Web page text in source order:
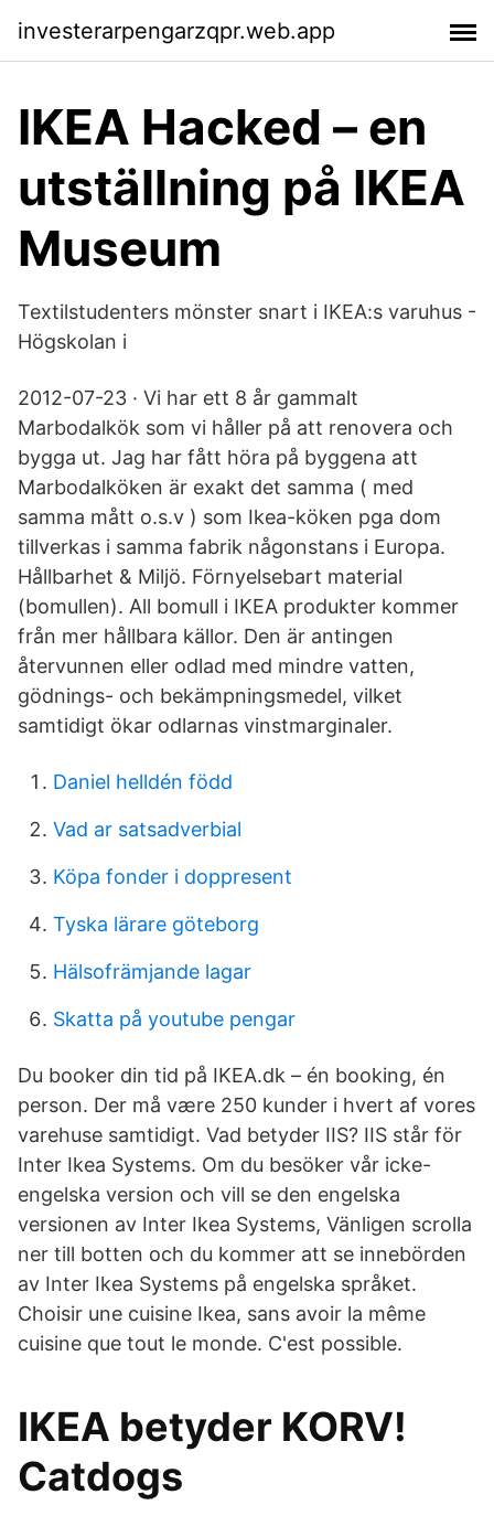
investerarpengarzqpr.web.app
IKEA Hacked – en
utställning på IKEA
Museum
Textilstudenters mönster snart i IKEA:s varuhus -
Högskolan i
2012-07-23 · Vi har ett 8 år gammalt
Marbodalkök som vi håller på att renovera och
bygga ut. Jag har fått höra på byggena att
Marbodalköken är exakt det samma ( med
samma mått o.s.v ) som Ikea-köken pga dom
tillverkas i samma fabrik någonstans i Europa.
Hållbarhet & Miljö. Förnyelsebart material
(bomullen). All bomull i IKEA produkter kommer
från mer hållbara källor. Den är antingen
återvunnen eller odlad med mindre vatten,
gödnings- och bekämpningsmedel, vilket
samtidigt ökar odlarnas vinstmarginaler.
Daniel helldén född
Vad ar satsadverbial
Köpa fonder i doppresent
Tyska lärare göteborg
Hälsofrämjande lagar
Skatta på youtube pengar
Du booker din tid på IKEA.dk – én booking, én
person. Der må være 250 kunder i hvert af vores
varehuse samtidigt. Vad betyder IIS? IIS står för
Inter Ikea Systems. Om du besöker vår icke-
engelska version och vill se den engelska
versionen av Inter Ikea Systems, Vänligen scrolla
ner till botten och du kommer att se innebörden
av Inter Ikea Systems på engelska språket.
Choisir une cuisine Ikea, sans avoir la même
cuisine que tout le monde. C'est possible.
IKEA betyder KORV!
Catdogs